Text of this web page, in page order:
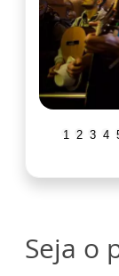
1 2 3 4
Seja o